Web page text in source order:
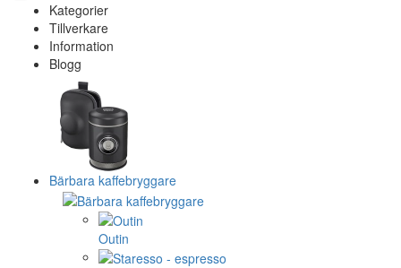
Kategorier
Tillverkare
Information
Blogg
Bärbara kaffebryggare
Outin